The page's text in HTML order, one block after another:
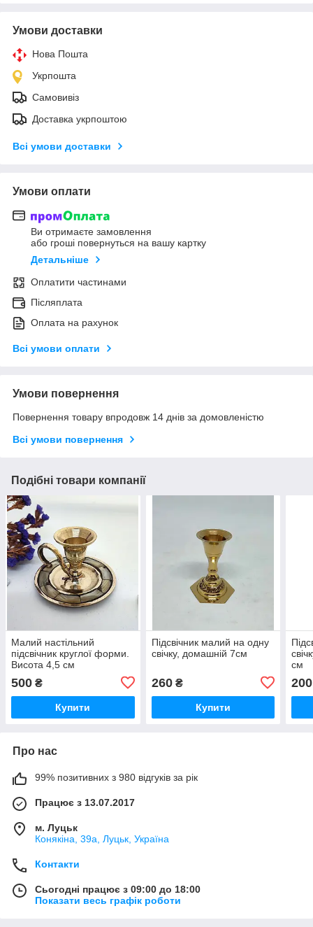
Умови доставки
Нова Пошта
Укрпошта
Самовивіз
Доставка укрпоштою
Всі умови доставки
Умови оплати
Ви отримаєте замовлення
або гроші повернуться на вашу картку
Детальніше
Оплатити частинами
Післяплата
Оплата на рахунок
Всі умови оплати
Умови повернення
Повернення товару впродовж 14 днів за домовленістю
Всі умови повернення
Подібні товари компанії
Малий настільний
підсвічник круглої форми.
Висота 4,5 см
500 ₴
Купити
Підсвічник малий на одну
свічку, домашній 7см
260₴
Купити
см
200
Про нас
99% позитивних з 980 відгуків за рік
Працює з 13.07.2017
м. Луцьк
Конякіна, 39а, Луцьк, Україна
Контакти
Сьогодні працює з 09:00 до 18:00
Показати весь графік роботи